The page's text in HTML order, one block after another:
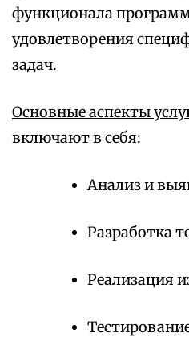
функционала
удовлетворения
задач.
Основные аспекты
включают в себя:
Анализ и
Разработка
Реализация